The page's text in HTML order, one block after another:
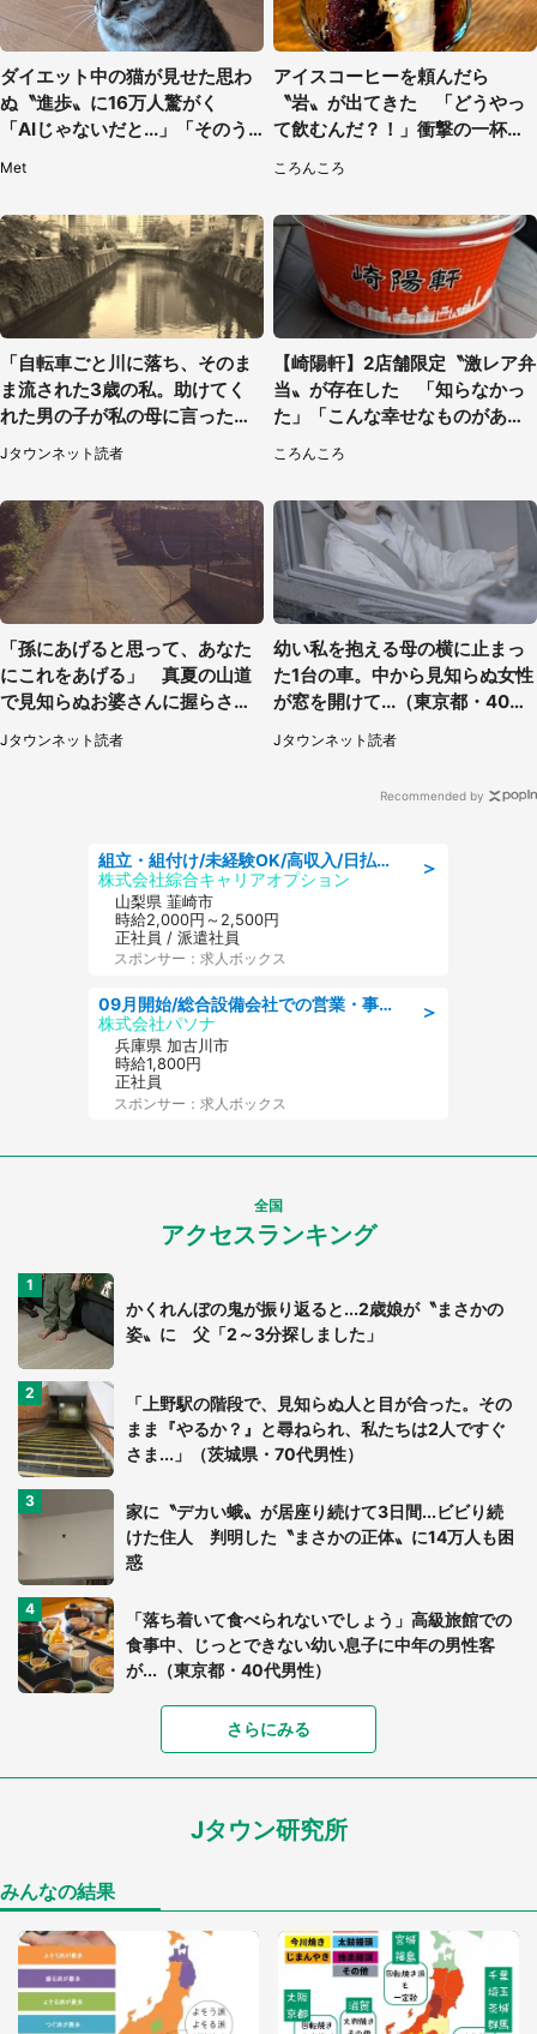
ダイエット中の猫が見せた思わ
ぬ〝進歩〟に16万人驚がく
「AIじゃないだと...」「そのう
Met
アイスコーヒーを頼んだら
〝岩〟が出てきた 「どうやっ
て飲むんだ？！」衝撃の一杯が
ころんころ
「自転車ごと川に落ち、そのま
ま流された3歳の私。助けてく
れた男の子が私の母に言ったの
は...」（千葉県・20代女性）
Jタウンネット読者
【崎陽軒】2店舗限定〝激レア弁
当〟が存在した 「知らなかっ
た」「こんな幸せなものがあっ
ころんころ
「孫にあげると思って、あなた
にこれをあげる」 真夏の山道
で見知らぬお婆さんに握らされ
たもの（山口県・30代女性）
Jタウンネット読者
幼い私を抱える母の横に止まっ
た1台の車。中から見知らぬ女性
が窓を開けて...（東京都・40代
Jタウンネット読者
Recommended by
＞
組立・組付け/未経験OK/高収入/日払いOK/寮費無料/日勤
株式会社綜合キャリアオプション
山梨県 韮崎市
時給2,000円～2,500円
正社員 / 派遣社員
スポンサー：求人ボックス
＞
09月開始/総合設備会社での営業・事務のお仕事/車通勤可/賞与あり/営業/営業事務
株式会社パソナ
兵庫県 加古川市
時給1,800円
正社員
スポンサー：求人ボックス
全国
アクセスランキング
かくれんぼの鬼が振り返ると...2歳娘が〝まさかの
姿〟に 父「2～3分探しました」
「上野駅の階段で、見知らぬ人と目が合った。その
まま『やるか？』と尋ねられ、私たちは2人ですぐ
さま...」（茨城県・70代男性）
家に〝デカい蛾〟が居座り続けて3日間...ビビり続
けた住人 判明した〝まさかの正体〟に14万人も困
惑
「落ち着いて食べられないでしょう」高級旅館での
食事中、じっとできない幼い息子に中年の男性客
が...（東京都・40代男性）
「富豪すぎ」1歳息子の〝店頭駄々こね〟の内容に1.
7万人驚がく 「お菓子売り場ならまだしも...」「ハ
ードル高い」
あまりにも四角すぎる猫、激写される 「これもう
「閉所恐怖症の私は新幹線で大パニック。隣席の青
年に『手を繋いで』とお願いしたら...」 体験談に
8万人感動
さらにみる
Jタウン研究所
みんなの結果